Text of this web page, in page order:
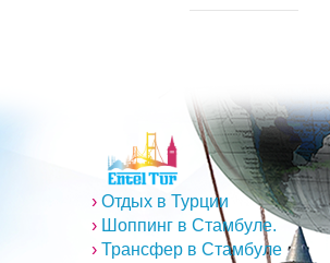
› Отдых в Турции
› Шоппинг в Стамбуле.
› Трансфер в Стамбуле